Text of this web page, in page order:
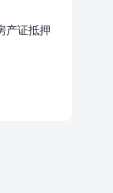
产证抵押